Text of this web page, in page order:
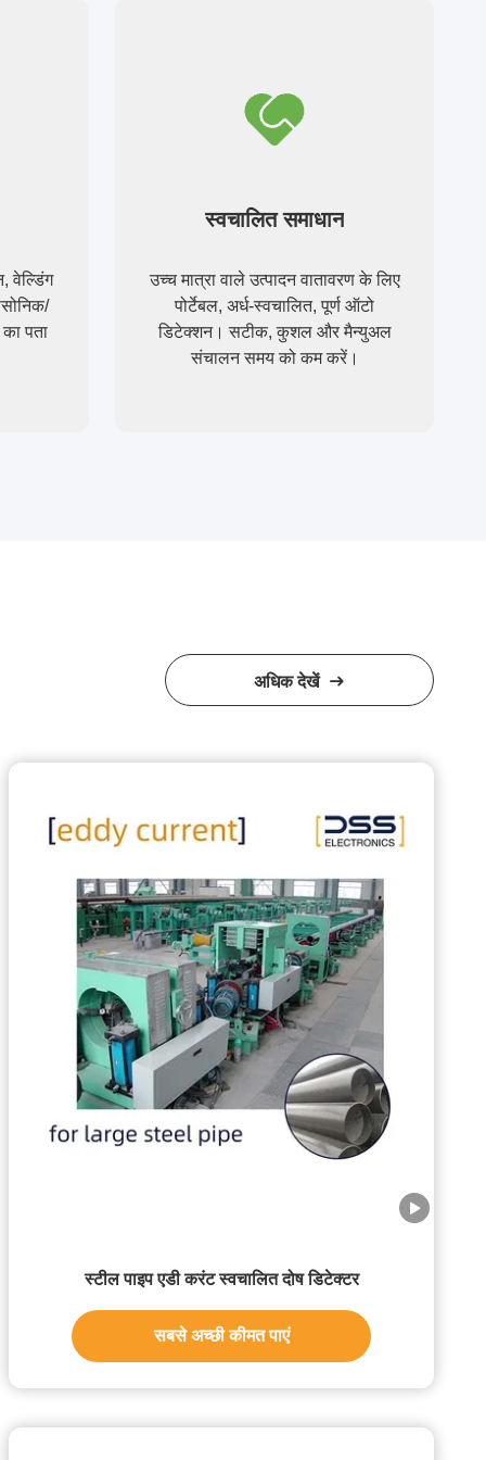
वेल्डिंग
पता
स्वचालित समाधान
उच्च मात्रा वाले उत्पादन वातावरण के लिए
पोर्टेबल, अर्ध-स्वचालित, पूर्ण ऑटो
डिटेक्शन। सटीक, कुशल और मैन्युअल
संचालन समय को कम करें।
अधिक देखें
स्टील पाइप एडी करंट स्वचालित दोष डिटेक्टर
सबसे अच्छी कीमत पाएं